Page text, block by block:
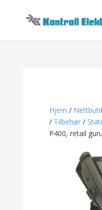
Hjem /
/ Tilbehør/
P400, retail